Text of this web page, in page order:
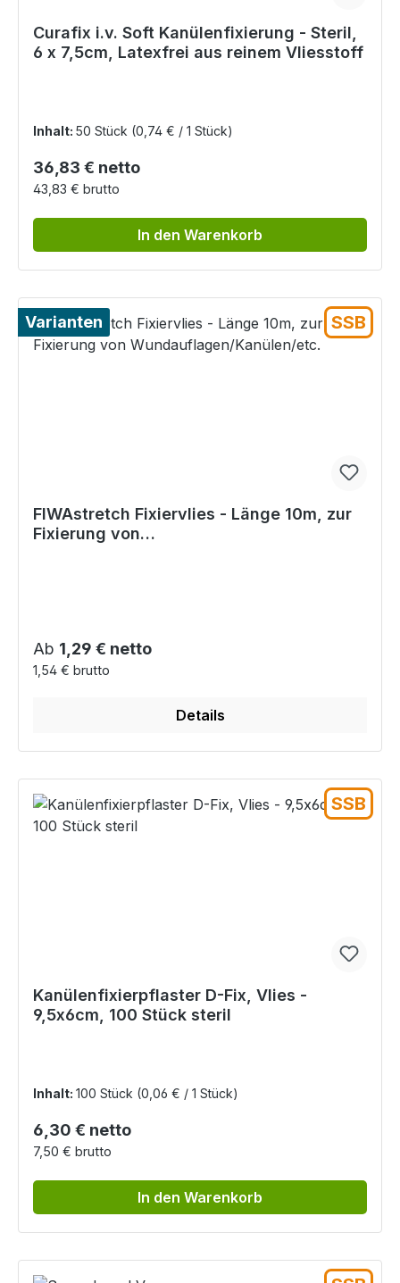
Curafix i.v. Soft Kanülenfixierung - Steril,
6 x 7,5cm, Latexfrei aus reinem Vliesstoff
Inhalt: 50 Stück (0,74 € / 1 Stück)
Regulärer Preis:
36,83 € netto
43,83 € brutto
In den Warenkorb
Varianten SSB
FIWAstretch Fixiervlies - Länge 10m, zur
Fixierung von
Regulärer Preis:
Ab 1,29 € netto
1,54 € brutto
Details
SSB
Kanülenfixierpflaster D-Fix, Vlies -
9,5x6cm, 100 Stück steril
Inhalt: 100 Stück (0,06 € / 1 Stück)
Regulärer Preis:
6,30 € netto
7,50 € brutto
In den Warenkorb